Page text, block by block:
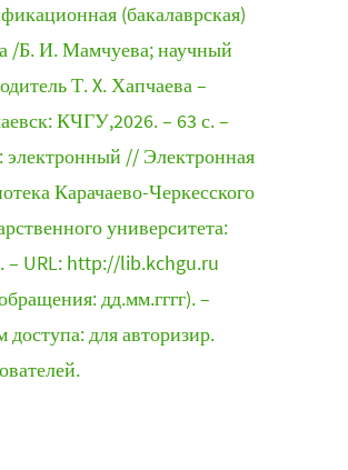
(бакалаврская)
/Б. И. Мамчуева; научный
Т. X. Хапчаева –
КЧГУ,2026. – 63 с. –
электронный // Электронная
Карачаево-Черкесского
университета:
– URL: http://lib.kchgu.ru
дд.мм.гггг). –
доступа: для авторизир.